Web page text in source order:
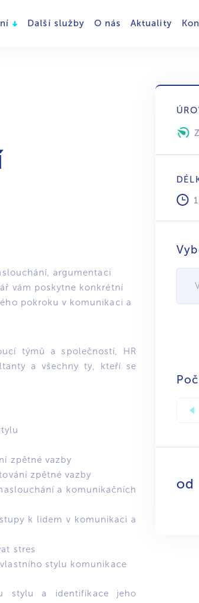
Další služby O nás Aktuality
argumentaci
vám poskytne konkrétní
pokroku v komunikaci a
týmů a společností, HR
a všechny ty, kteří se
zpětné vazby
zpětné vazby
a komunikačních
k lidem v komunikaci a
stres
stylu komunikace
stylu a identifikace jeho
od